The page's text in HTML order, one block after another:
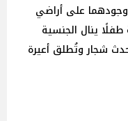
على أراضي
ينال الجنسية
شجار وتُطلق أعيرة